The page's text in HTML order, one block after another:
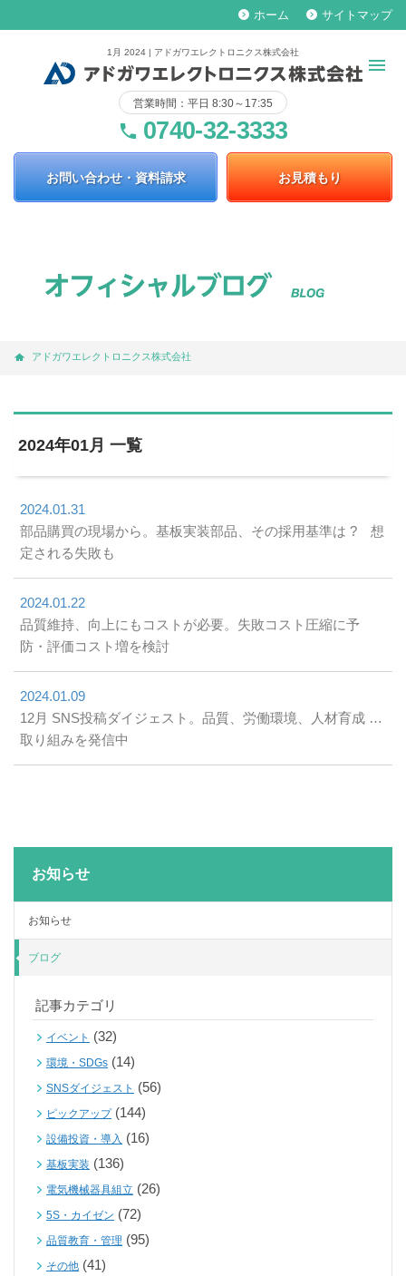
keyboard_arrow_right ホーム keyboard_arrow_right サイトマップ
1月 2024 | アドガワエレクトロニクス株式会社
営業時間：平日 8:30～17:35
phone 0740-32-3333
お問い合わせ・資料請求 お見積もり
アドガワエレクトロニクス株式会社
2024年01月 一覧
2024.01.31
部品購買の現場から。基板実装部品、その採用基準は ? 想
定される失敗も
2024.01.22
品質維持、向上にもコストが必要。失敗コスト圧縮に予
防・評価コスト増を検討
2024.01.09
12月 SNS投稿ダイジェスト。品質、労働環境、人材育成 …
取り組みを発信中
お知らせ
お知らせ
ブログ
記事カテゴリ
イベント (32)
環境・SDGs (14)
SNSダイジェスト (56)
ピックアップ(144)
設備投資・導入 (16)
基板実装 (136)
電気機械器具組立 (26)
5S・カイゼン (72)
品質教育・管理 (95)
その他 (41)